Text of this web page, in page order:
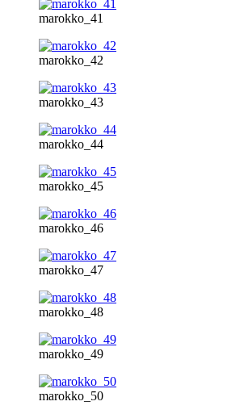
marokko_41
marokko_42
marokko_43
marokko_44
marokko_45
marokko_46
marokko_47
marokko_48
marokko_49
marokko_50